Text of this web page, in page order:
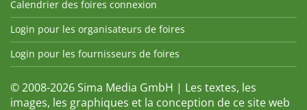
Calendrier des foires connexion
Login pour les organisateurs de foires
Login pour les fournisseurs de foires
© 2008-2026 Sima Media GmbH | Les textes, les
images, les graphiques et la conception de ce site web